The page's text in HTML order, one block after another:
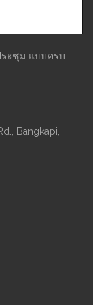
ระชุม แบบครบ
Bangkapi,